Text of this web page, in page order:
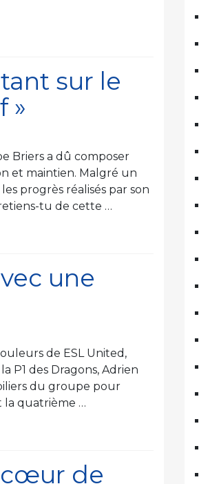
sur le
»
Briers a dû composer
et maintien. Malgré un
progrès réalisés par son
tu de cette …
une
de ESL United,
P1 des Dragons, Adrien
du groupe pour
la quatrième …
cœur de